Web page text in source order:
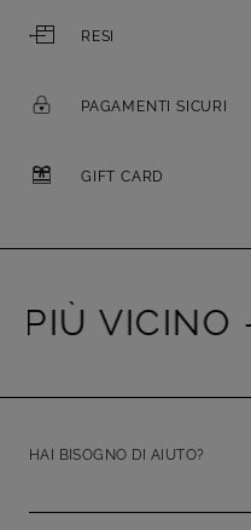
RESI
PAGAMENTI SICURI
GIFT CARD
VICINO -
HAI BISOGNO DI AIUTO?